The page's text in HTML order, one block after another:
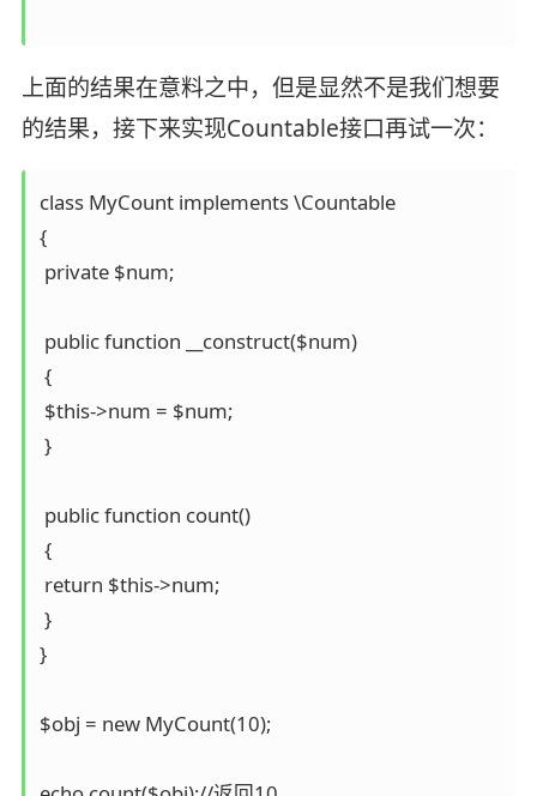
上面的结果在意料之中，但是显然不是我们想要
的结果，接下来实现Countable接口再试一次：
class MyCount implements \Countable
{
private $num;
public function __construct($num)
{
$this->num = $num;
}
public function count()
{
return $this->num;
}
}
$obj = new MyCount(10);